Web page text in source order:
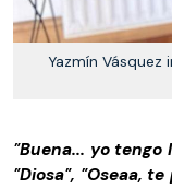
Yazmín
"Buena... yo tengo
"Diosa", "Oseaa,